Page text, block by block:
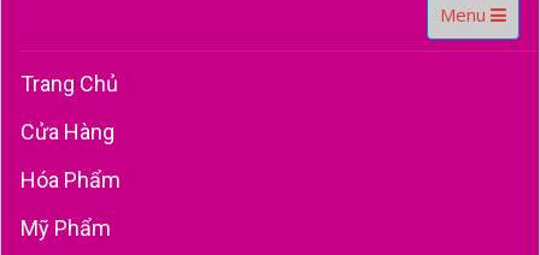
Toggle
navigation
Menu
Trang Chủ
Cửa Hàng
Hóa Phẩm
Mỹ Phẩm